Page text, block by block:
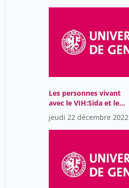
Les personnes vivant
avec le VIH:Sida et le
droit
jeudi 22 décembre 2022